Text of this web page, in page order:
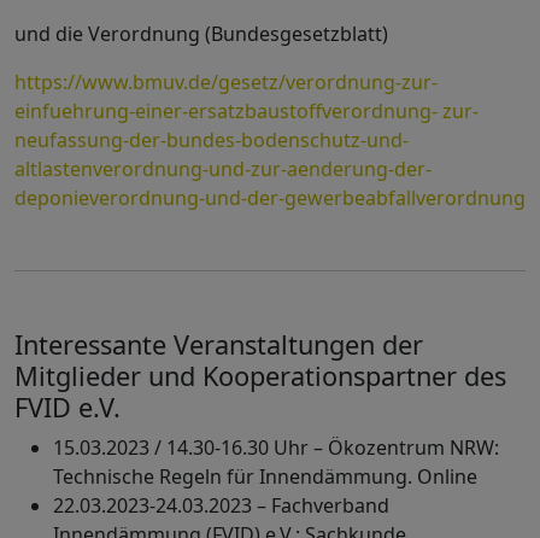
und die Verordnung (Bundesgesetzblatt)
https://www.bmuv.de/gesetz/verordnung-zur-
einfuehrung-einer-ersatzbaustoffverordnung- zur-
neufassung-der-bundes-bodenschutz-und-
altlastenverordnung-und-zur-aenderung-der-
deponieverordnung-und-der-gewerbeabfallverordnung
Interessante Veranstaltungen der
Mitglieder und Kooperationspartner des
FVID e.V.
15.03.2023 / 14.30-16.30 Uhr – Ökozentrum NRW:
Technische Regeln für Innendämmung. Online
22.03.2023-24.03.2023 – Fachverband